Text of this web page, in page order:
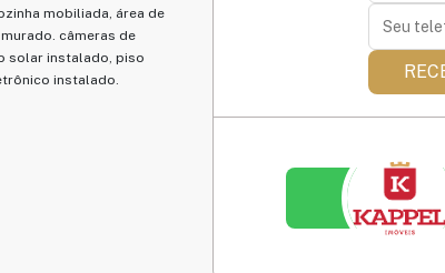
mobiliada, área de
câmeras de
solar instalado, piso
instalado.